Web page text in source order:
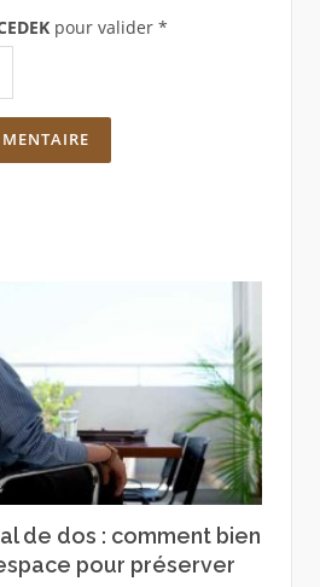
pour valider *
de dos : comment bien
pour préserver